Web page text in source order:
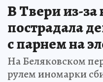
В Твери из-
пострадала
с парнем на
На Беляковском
рулем иномарки